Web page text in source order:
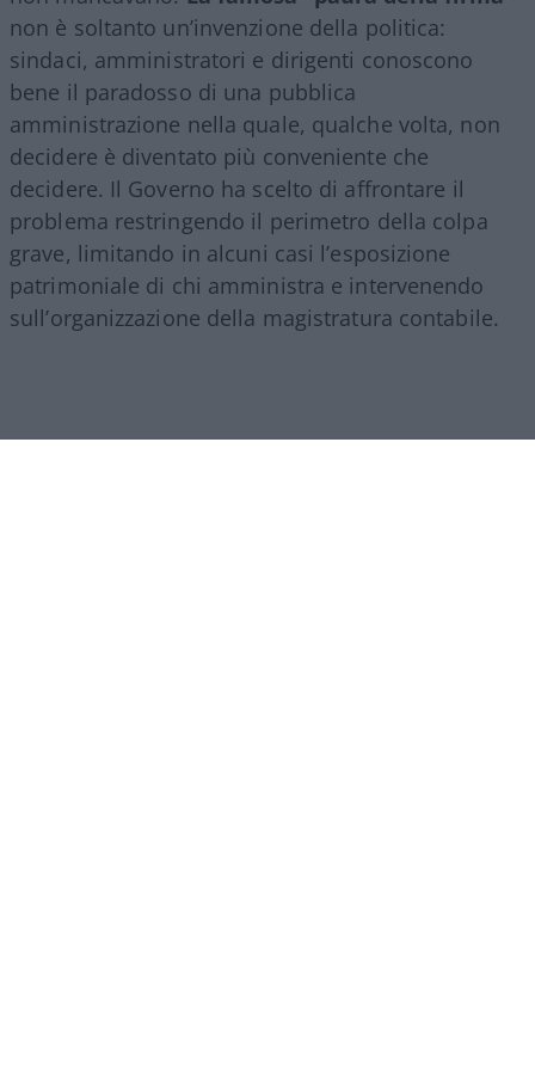
non è soltanto un’invenzione della politica:
sindaci, amministratori e dirigenti conoscono
bene il paradosso di una pubblica
amministrazione nella quale, qualche volta, non
decidere è diventato più conveniente che
decidere. Il Governo ha scelto di affrontare il
problema restringendo il perimetro della colpa
grave, limitando in alcuni casi l’esposizione
patrimoniale di chi amministra e intervenendo
sull’organizzazione della magistratura contabile.